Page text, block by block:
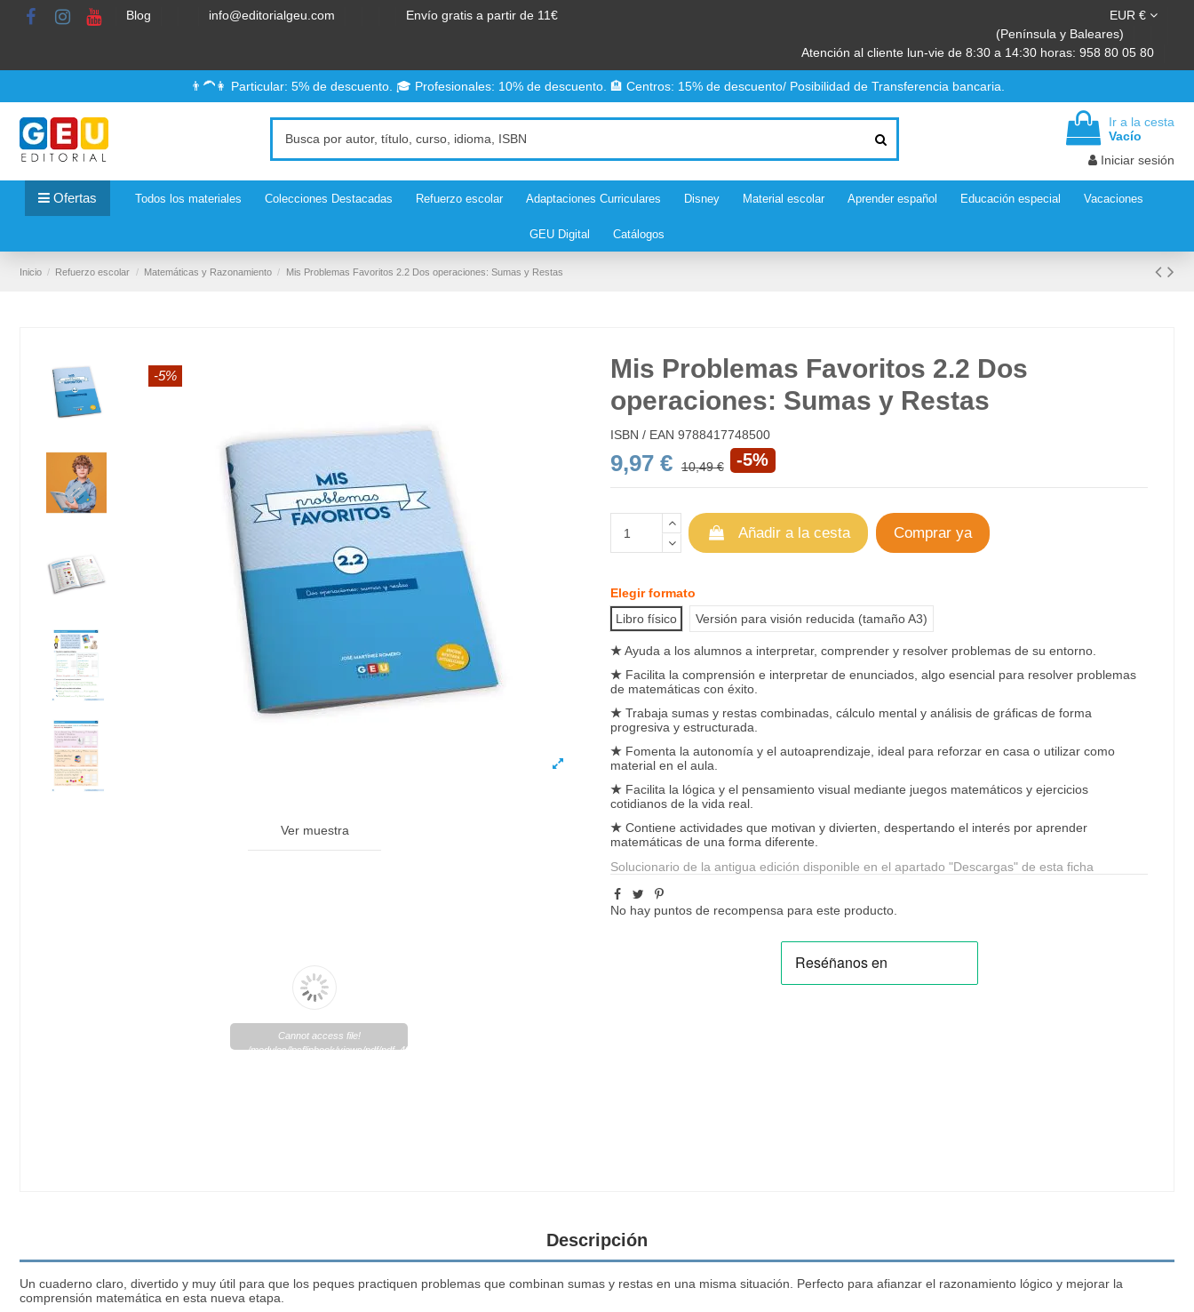
Blog info@editorialgeu.com Envío gratis a partir de 11€
EUR €
(Península y Baleares)
Atención al cliente lun-vie de 8:30 a 14:30 horas: 958 80 05 80
👨‍🦱👩 Particular: 5% de descuento. 🎓 Profesionales: 10% de descuento. 🏨 Centros: 15% de descuento/ Posibilidad de Transferencia bancaria.
Ir a la cesta
Vacío
Iniciar sesión
Ofertas Todos los materiales Colecciones Destacadas Refuerzo escolar Adaptaciones Curriculares Disney Material escolar Aprender español Educación especial Vacaciones
GEU Digital Catálogos
Inicio Refuerzo escolar Matemáticas y Razonamiento Mis Problemas Favoritos 2.2 Dos operaciones: Sumas y Restas
-5%
Ver muestra
Cannot access file!
/modules/lpsflipbook/views/pdf/pdf_40_1.pdf
Mis Problemas Favoritos 2.2 Dos
operaciones: Sumas y Restas
ISBN / EAN 9788417748500
9,97 € 10,49 € -5%
Añadir a la cesta Comprar ya
Elegir formato
Libro físico
Versión para visión reducida (tamaño A3)
★Ayuda a los alumnos a interpretar, comprender y resolver problemas de su entorno.
★Facilita la comprensión e interpretar de enunciados, algo esencial para resolver problemas
de matemáticas con éxito.
★Trabaja sumas y restas combinadas, cálculo mental y análisis de gráficas de forma
progresiva y estructurada.
★Fomenta la autonomía y el autoaprendizaje, ideal para reforzar en casa o utilizar como
material en el aula.
★Facilita la lógica y el pensamiento visual mediante juegos matemáticos y ejercicios
cotidianos de la vida real.
★Contiene actividades que motivan y divierten, despertando el interés por aprender
matemáticas de una forma diferente.
Solucionario de la antigua edición disponible en el apartado "Descargas" de esta ficha
No hay puntos de recompensa para este producto.
Descripción
Un cuaderno claro, divertido y muy útil para que los peques practiquen problemas que combinan sumas y restas en una misma situación. Perfecto para afianzar el razonamiento lógico y mejorar la
comprensión matemática en esta nueva etapa.